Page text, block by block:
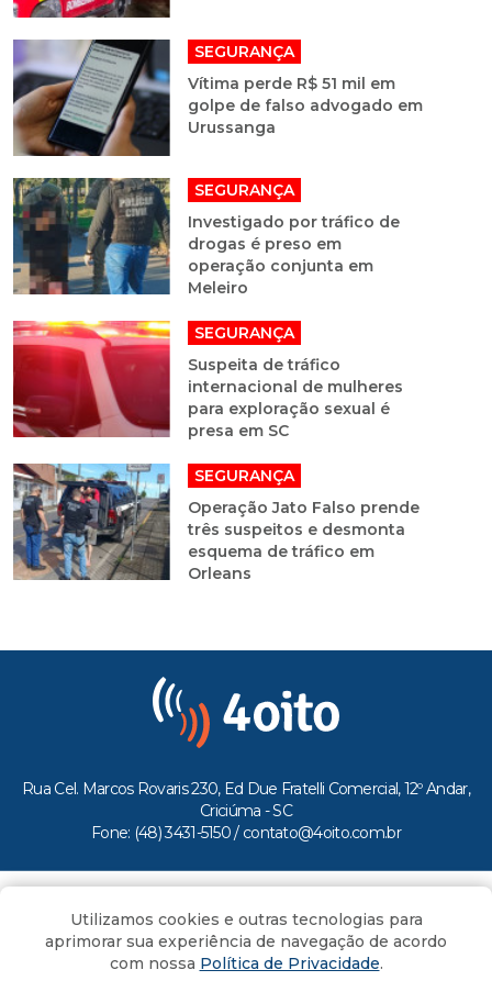
SEGURANÇA
Vítima perde R$ 51 mil em
golpe de falso advogado em
Urussanga
SEGURANÇA
Investigado por tráfico de
drogas é preso em
operação conjunta em
Meleiro
SEGURANÇA
Suspeita de tráfico
internacional de mulheres
para exploração sexual é
presa em SC
SEGURANÇA
Operação Jato Falso prende
três suspeitos e desmonta
esquema de tráfico em
Orleans
Rua Cel. Marcos Rovaris 230, Ed Due Fratelli Comercial, 12º Andar,
Criciúma - SC
Fone: (48) 3431-5150 / contato@4oito.com.br
Todos os direitos reservados ao Portal 4oito
Utilizamos cookies e outras tecnologias para
aprimorar sua experiência de navegação de acordo
com nossa Política de Privacidade.